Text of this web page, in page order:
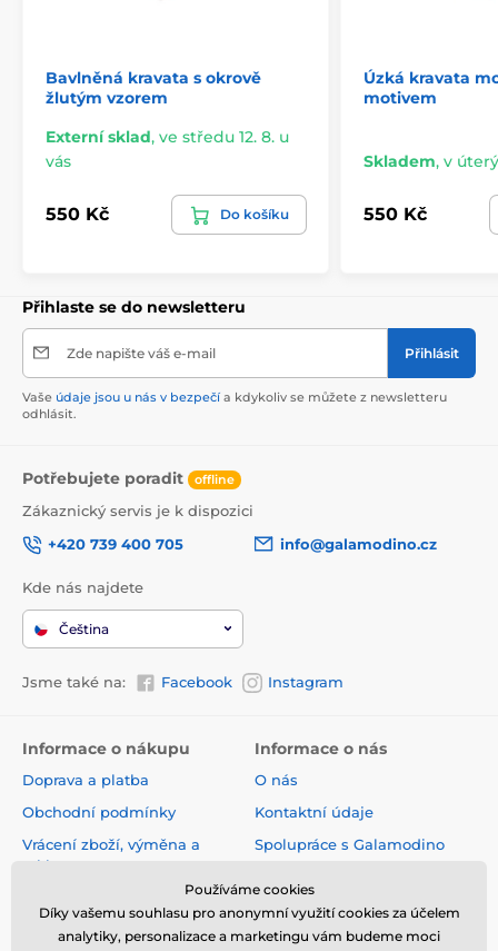
Bavlněná kravata s okrově
žlutým vzorem
Externí sklad, ve středu 12. 8. u
vás
550 Kč Do košíku
Úzká kravata
motivem
Skladem, v úterý
550 Kč
Přihlaste se do newsletteru
Zde napište váš e-mail Přihlásit
Vaše údaje jsou u nás v bezpečí a kdykoliv se můžete z newsletteru
odhlásit.
Potřebujete poradit offline
Zákaznický servis je k dispozici
+420 739 400 705
info@galamodino.cz
Kde nás najdete
Čeština
Jsme také na: Facebook Instagram
Informace o nákupu
Doprava a platba
Obchodní podmínky
Vrácení zboží, výměna a
reklamace
Online vrácení a reklamace
Sledování zásilky
Informace o nás
O nás
Kontaktní údaje
Spolupráce s Galamodino
údajů
Používáme cookies
Díky vašemu souhlasu pro anonymní využití cookies za účelem
analytiky, personalizace a marketingu vám budeme moci